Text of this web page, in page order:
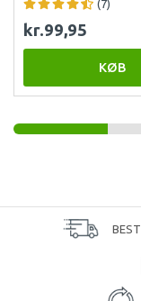
(7)
kr.99,95
KØB